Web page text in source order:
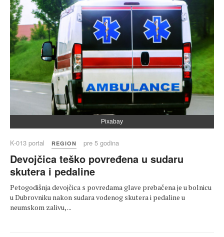
Pixabay
K-013 portal REGION pre 5 godina
Devojčica teško povređena u sudaru
skutera i pedaline
Petogodišnja devojčica s povredama glave prebačena je u bolnicu
u Dubrovniku nakon sudara vodenog skutera i pedaline u
neumskom zalivu, ...